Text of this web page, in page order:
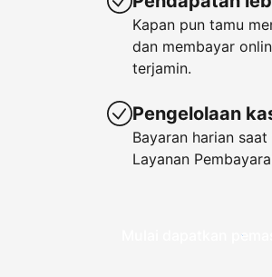
Kapan pun tamu
dan membayar
terjamin.
Pengelolaan
Bayaran harian
Layanan
Mulai dapatkan